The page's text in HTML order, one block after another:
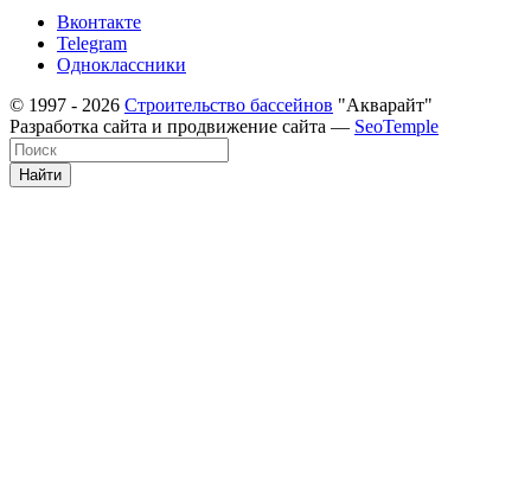
Вконтакте
Telegram
Одноклассники
© 1997 - 2026 Строительство бассейнов "Акварайт"
Разработка сайта и продвижение сайта — SeoTemple
Найти